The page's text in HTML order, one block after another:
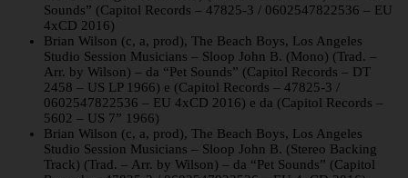
Sounds” (Capitol Records – 47825-3 / 0602547822536 – EU
4xCD 2016)
Brian Wilson (c, a, prod), The Beach Boys, Los Angeles
Studio Session Musicians – Sloop John B. (Mono) (Trad. –
Arr. by Wilson) – da “Pet Sounds” (Capitol Records – DT
2458 – US LP 1966) e (Capitol Records – 47825-3 /
0602547822536 – EU 4xCD 2016) e da (Capitol Records –
5602 – US 7” 1966)
Brian Wilson (c, a, prod), The Beach Boys, Los Angeles
Studio Session Musicians – Sloop John B. (Stereo Backing
Track) (Trad. – Arr. by Wilson) – da “Pet Sounds” (Capitol